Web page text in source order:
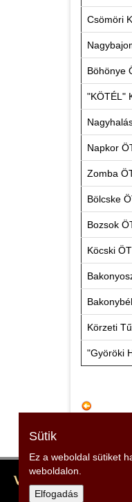
Csömöri
Böhönye
"KÖTÉL"
Napkor
Zomba
Bölcske
Bozsok
Köcski
Körzeti
"Györöki
Vas Vármegyei Szent
Sütik
Ez a weboldal sütiket
weboldalon.
Elfogadás